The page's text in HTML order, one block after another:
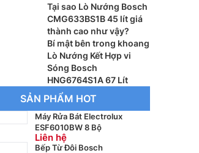
8
Tại sao Lò Nướng Bosch
CMG633BS1B 45 lít giá
thành cao như vậy?
Bí mật bên trong khoang
Lò Nướng Kết Hợp vi
Sóng Bosch
HNG6764S1A 67 Lít
SẢN PHẨM HOT
Máy Rửa Bát Electrolux
ESF6010BW 8 Bộ
Liên hệ
Bếp Từ Đôi Bosch